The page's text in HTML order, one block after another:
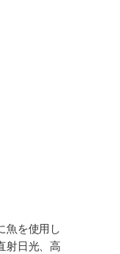
魚を使用し
射日光、高